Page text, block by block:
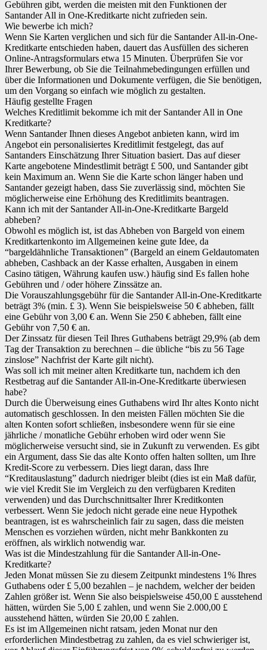
Gebühren gibt, werden die meisten mit den Funktionen der
Santander All in One-Kreditkarte nicht zufrieden sein.
Wie bewerbe ich mich?
Wenn Sie Karten verglichen und sich für die Santander All-in-One-
Kreditkarte entschieden haben, dauert das Ausfüllen des sicheren
Online-Antragsformulars etwa 15 Minuten. Überprüfen Sie vor
Ihrer Bewerbung, ob Sie die Teilnahmebedingungen erfüllen und
über die Informationen und Dokumente verfügen, die Sie benötigen,
um den Vorgang so einfach wie möglich zu gestalten.
Häufig gestellte Fragen
Welches Kreditlimit bekomme ich mit der Santander All in One
Kreditkarte?
Wenn Santander Ihnen dieses Angebot anbieten kann, wird im
Angebot ein personalisiertes Kreditlimit festgelegt, das auf
Santanders Einschätzung Ihrer Situation basiert. Das auf dieser
Karte angebotene Mindestlimit beträgt £ 500, und Santander gibt
kein Maximum an. Wenn Sie die Karte schon länger haben und
Santander gezeigt haben, dass Sie zuverlässig sind, möchten Sie
möglicherweise eine Erhöhung des Kreditlimits beantragen.
Kann ich mit der Santander All-in-One-Kreditkarte Bargeld
abheben?
Obwohl es möglich ist, ist das Abheben von Bargeld von einem
Kreditkartenkonto im Allgemeinen keine gute Idee, da
“bargeldähnliche Transaktionen” (Bargeld an einem Geldautomaten
abheben, Cashback an der Kasse erhalten, Ausgaben in einem
Casino tätigen, Währung kaufen usw.) häufig sind Es fallen hohe
Gebühren und / oder höhere Zinssätze an.
Die Vorauszahlungsgebühr für die Santander All-in-One-Kreditkarte
beträgt 3% (min. £ 3). Wenn Sie beispielsweise 50 € abheben, fällt
eine Gebühr von 3,00 € an. Wenn Sie 250 € abheben, fällt eine
Gebühr von 7,50 € an.
Der Zinssatz für diesen Teil Ihres Guthabens beträgt 29,9% (ab dem
Tag der Transaktion zu berechnen – die übliche “bis zu 56 Tage
zinslose” Nachfrist der Karte gilt nicht).
Was soll ich mit meiner alten Kreditkarte tun, nachdem ich den
Restbetrag auf die Santander All-in-One-Kreditkarte überwiesen
habe?
Durch die Überweisung eines Guthabens wird Ihr altes Konto nicht
automatisch geschlossen. In den meisten Fällen möchten Sie die
alten Konten sofort schließen, insbesondere wenn für sie eine
jährliche / monatliche Gebühr erhoben wird oder wenn Sie
möglicherweise versucht sind, sie in Zukunft zu verwenden. Es gibt
ein Argument, dass Sie das alte Konto offen halten sollten, um Ihre
Kredit-Score zu verbessern. Dies liegt daran, dass Ihre
“Kreditauslastung” dadurch niedriger bleibt (dies ist ein Maß dafür,
wie viel Kredit Sie im Vergleich zu den verfügbaren Krediten
verwenden) und das Durchschnittsalter Ihrer Kreditkonten
verbessert. Wenn Sie jedoch nicht gerade eine neue Hypothek
beantragen, ist es wahrscheinlich fair zu sagen, dass die meisten
Menschen es vorziehen würden, nicht mehr Bankkonten zu
eröffnen, als wirklich notwendig war.
Was ist die Mindestzahlung für die Santander All-in-One-
Kreditkarte?
Jeden Monat müssen Sie zu diesem Zeitpunkt mindestens 1% Ihres
Guthabens oder £ 5,00 bezahlen – je nachdem, welcher der beiden
Zahlen größer ist. Wenn Sie also beispielsweise 450,00 £ ausstehend
hätten, würden Sie 5,00 £ zahlen, und wenn Sie 2.000,00 £
ausstehend hätten, würden Sie 20,00 £ zahlen.
Es ist im Allgemeinen nicht ratsam, jeden Monat nur den
erforderlichen Mindestbetrag zu zahlen, da es viel schwieriger ist,